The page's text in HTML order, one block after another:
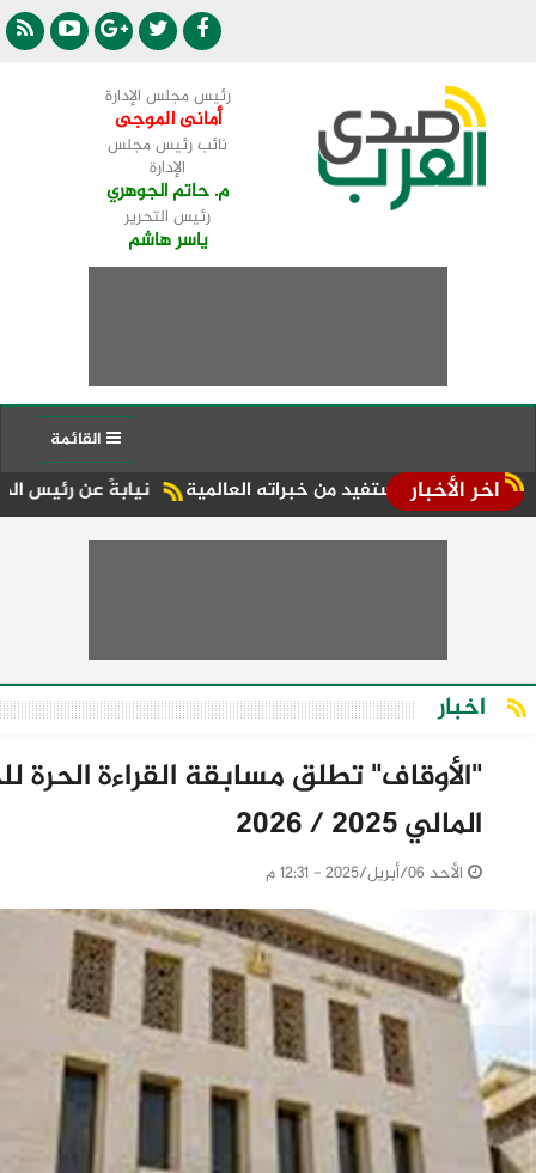
رئيس مجلس الإدارة
أمانى الموجى
نائب رئيس مجلس
الإدارة
م. حاتم الجوهري
رئيس التحرير
ياسر هاشم
اخر الأخبار نيابةً عن رئيس الدولة ..أحمد من خبراته العالمية
اخبار
"الأوقاف" تطلق مسابقة القراءة الحرة
المالي 2025 / 2026
الأحد 06/أبريل/2025 - 12:31 م